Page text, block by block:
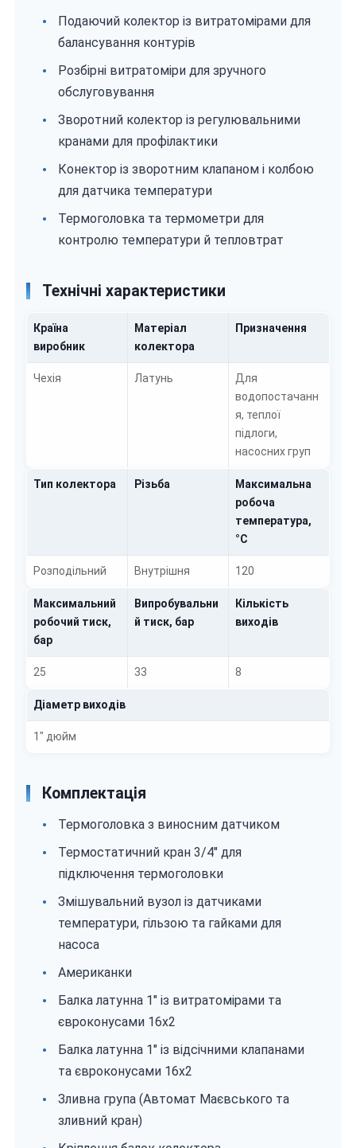
Подаючий колектор із витратомірами для
балансування контурів
Розбірні витратоміри для зручного
обслуговування
Зворотний колектор із регулювальними
кранами для профілактики
Конектор із зворотним клапаном і колбою
для датчика температури
Термоголовка та термометри для
контролю температури й тепловтрат
Технічні характеристики
Країна
виробник
Матеріал
колектора
Призначення
Чехія Латунь
Для
водопостачанн
я, теплої
підлоги,
насосних груп
Тип колектора Різьба
Максимальна
робоча
температура,
°C
Розподільний Внутрішня 120
Максимальний
робочий тиск,
бар
Випробувальни
й тиск, бар
Кількість
виходів
25 33 8
Діаметр виходів
1" дюйм
Комплектація
Термоголовка з виносним датчиком
Термостатичний кран 3/4" для
підключення термоголовки
Змішувальний вузол із датчиками
температури, гільзою та гайками для
насоса
Американки
Балка латунна 1" із витратомірами та
євроконусами 16х2
Балка латунна 1" із відсічними клапанами
та євроконусами 16х2
Зливна група (Автомат Маєвського та
зливний кран)